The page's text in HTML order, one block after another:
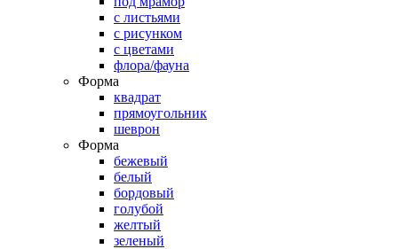
с листьями
с рисунком
с цветами
флора/фауна
Форма
квадрат
прямоугольник
шеврон
Форма
бежевый
белый
бордовый
голубой
желтый
зеленый